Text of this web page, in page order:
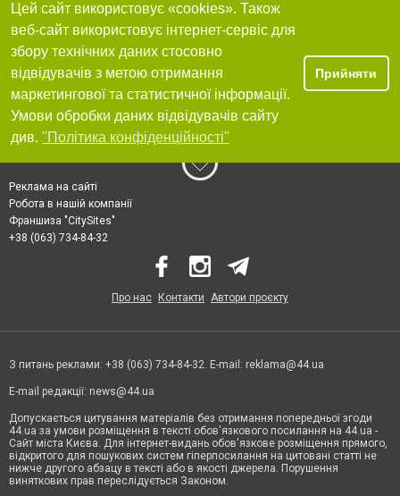
Цей сайт використовує «cookies». Також
веб-сайт використовує інтернет-сервіс для
збору технічних даних стосовно
відвідувачів з метою отримання
маркетингової та статистичної інформації.
Умови обробки даних відвідувачів сайту
див. "Політика конфіденційності"
Прийняти
Реклама на сайті
Робота в нашій компанії
Франшиза "CitySites"
+38 (063) 734-84-32
Про нас Контакти Автори проєкту
З питань реклами: +38 (063) 734-84-32. E-mail: reklama@44.ua
E-mail редакції: news@44.ua
Допускається цитування матеріалів без отримання попередньої згоди
44.ua за умови розміщення в тексті обов'язкового посилання на 44.ua -
Сайт міста Києва. Для інтернет-видань обов'язкове розміщення прямого,
відкритого для пошукових систем гіперпосилання на цитовані статті не
нижче другого абзацу в тексті або в якості джерела. Порушення
виняткових прав переслідується Законом.